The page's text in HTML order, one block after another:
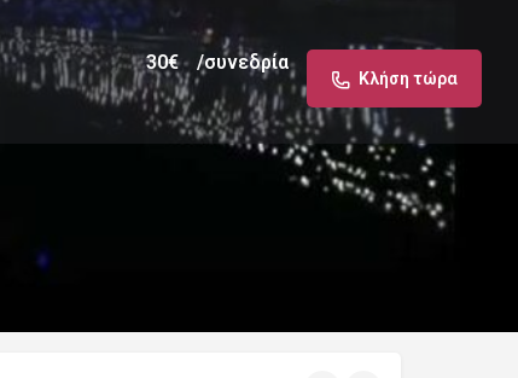
30€ /συνεδρία
Κλήση τώρα